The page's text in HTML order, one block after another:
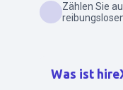
Zählen Sie
Was ist